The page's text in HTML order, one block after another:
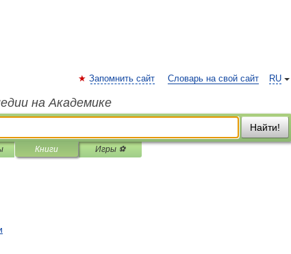
RU
Запомнить сайт Словарь на свой сайт
на Академике
Найти!
Книги Игры ⚽